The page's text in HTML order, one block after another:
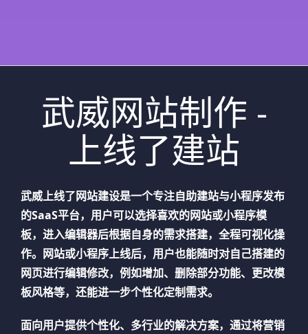
武威网站制作 -
上线了建站
武威上线了网站建设是一个专注自助建站与小程序发布
的SaaS平台，用户可以选择喜欢的网站或小程序模
板，进入编辑器后根据自身的需求搭建，全程可视化操
作。网站或小程序上线后，用户也能随时对自己搭建的
网页进行编辑修改，例如增加、删除部分功能、更改模
板风格等，还能进一步个性化定制需求。
面向用户提供个性化、多行业的解决方案，通过将营销